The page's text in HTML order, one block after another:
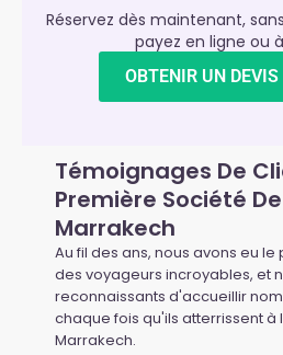
Réservez dès maintenant,
payez en ligne ou
OBTENIR UN
Témoignages De
Première Société
Marrakech
Au fil des ans, nous avons eu
des voyageurs incroyables, et
reconnaissants d'accueillir
chaque fois qu'ils atterrissent
Marrakech.